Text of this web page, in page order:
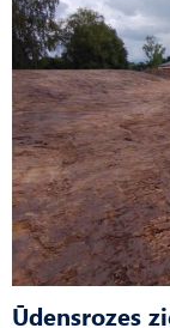
Ūdensrozes